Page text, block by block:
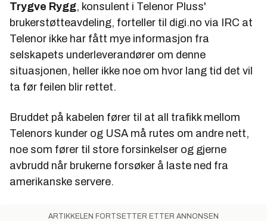
Trygve Rygg, konsulent i Telenor Pluss'
brukerstøtteavdeling, forteller til digi.no via IRC at
Telenor ikke har fått mye informasjon fra
selskapets underleverandører om denne
situasjonen, heller ikke noe om hvor lang tid det vil
ta før feilen blir rettet.
Bruddet på kabelen fører til at all trafikk mellom
Telenors kunder og USA må rutes om andre nett,
noe som fører til store forsinkelser og gjerne
avbrudd når brukerne forsøker å laste ned fra
amerikanske servere.
ARTIKKELEN FORTSETTER ETTER ANNONSEN